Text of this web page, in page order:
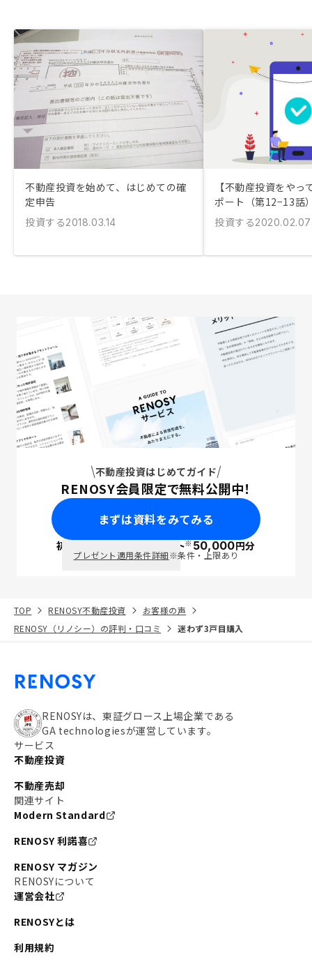
不動産投資を始めて、はじめての確
定申告
投資する2018.03.14
【不動産投資をやっ
ポート（第12−13話
投資する2020.02.07
不動産投資はじめてガイド
RENOSY会員限定で無料公開中！
まずは資料をみてみる
初回面談で ポイント※50,000円分
プレゼント適用条件詳細※条件・上限あり
TOP RENOSY不動産投資
お客様の声
RENOSY（リノシー）の評判・口コミ
迷わず3戸目購入
RENOSYは、東証グロース上場企業である
GA technologiesが運営しています。
サービス
不動産投資
不動産売却
関連サイト
Modern Standard
RENOSY 利諾喜
RENOSY マガジン
RENOSYについて
運営会社
RENOSYとは
利用規約